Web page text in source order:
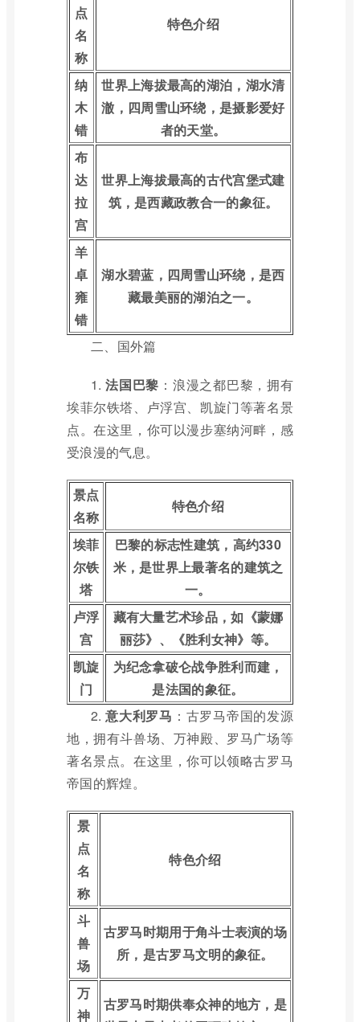
点
名
称
特色介绍
纳
木
错
世界上海拔最高的湖泊，湖水清
澈，四周雪山环绕，是摄影爱好
者的天堂。
布
达
拉
宫
世界上海拔最高的古代宫堡式建
筑，是西藏政教合一的象征。
羊
卓
雍
错
湖水碧蓝，四周雪山环绕，是西
藏最美丽的湖泊之一。
二、国外篇
1.法国巴黎 ：浪漫之都巴黎，拥有
埃菲尔铁塔、卢浮宫、凯旋门等著名景
点。在这里，你可以漫步塞纳河畔，感
受浪漫的气息。
景点
名称
特色介绍
埃菲
尔铁
塔
巴黎的标志性建筑，高约330
米，是世界上最著名的建筑之
一。
卢浮
宫
藏有大量艺术珍品，如《蒙娜
丽莎》、《胜利女神》等。
凯旋
门
为纪念拿破仑战争胜利而建，
是法国的象征。
2.意大利罗马 ：古罗马帝国的发源
地，拥有斗兽场、万神殿、罗马广场等
著名景点。在这里，你可以领略古罗马
帝国的辉煌。
景
点
名
称
特色介绍
斗
兽
场
古罗马时期用于角斗士表演的场
所，是古罗马文明的象征。
万
神
古罗马时期供奉众神的地方，是